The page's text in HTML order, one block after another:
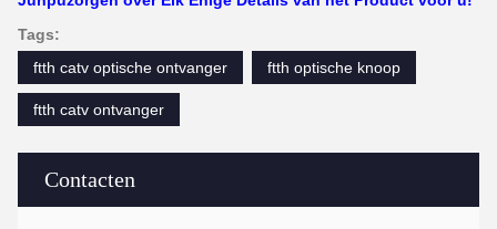
Contacten
Tags:
ftth catv optische ontvanger
ftth optische knoop
ftth catv ontvanger